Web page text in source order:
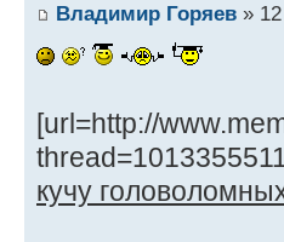
Владимир Горяев »
[url=http://
кучу